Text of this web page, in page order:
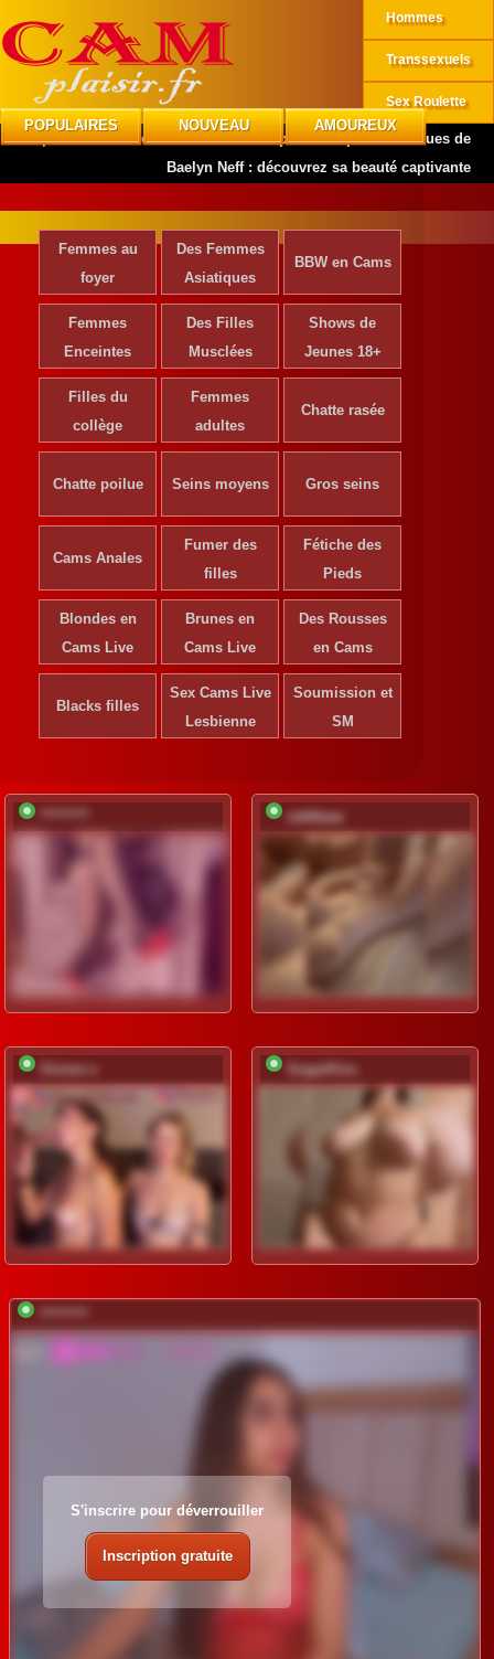
POPULAIRES NOUVEAU AMOUREUX
Hommes
Transsexuels
Sex Roulette
CAMplaisir»Actrices de Cinéma»Les photos explicites et nues de
Baelyn Neff : découvrez sa beauté captivante
Femmes au
foyer
Des Femmes
Asiatiques
BBW en Cams
Femmes
Enceintes
Des Filles
Musclées
Shows de
Jeunes 18+
Filles du
collège
Femmes
adultes
Chatte rasée
Chatte poilue Seins moyens Gros seins
Cams Anales
Fumer des
filles
Fétiche des
Pieds
Blondes en
Cams Live
Brunes en
Cams Live
Des Rousses
en Cams
Blacks filles
Sex Cams Live
Lesbienne
Soumission et
SM
*********
déverrouiller
Inscription
vattttaaa
Sinner-s SugarKiss
S'inscrire pour déverrouiller
Inscription gratuite